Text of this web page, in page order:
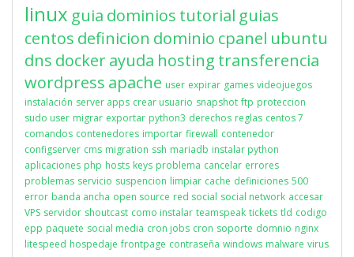
linux guia dominios tutorial guias
centos definicion dominio cpanel ubuntu
dns dockerayuda hosting transferencia
wordpress apache user expirar games videojuegos
instalación server apps crear usuario snapshot ftp proteccion
sudo user migrar exportar python3 derechos reglas centos 7
comandos contenedores importar firewall contenedor
configserver cms migration ssh mariadb instalar python
aplicaciones php hosts keys problema cancelar errores
problemas servicio suspencion limpiar cache definiciones 500
error banda ancha open source red social social network accesar
VPS servidor shoutcast como instalar teamspeak tickets tld codigo
epp paquete social media cron jobs cron soporte domnio nginx
litespeed hospedaje frontpage contraseña windows malware virus